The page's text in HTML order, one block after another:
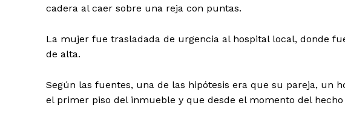
cadera al caer sobre una reja con puntas.
La mujer fue trasladada de urgencia al hospital local, donde
de alta.
Según las fuentes, una de las hipótesis era que su pareja, un
el primer piso del inmueble y que desde el momento del